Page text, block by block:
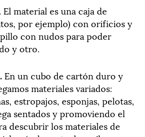
. El material es una caja de
por ejemplo) con orificios y
con nudos para poder
y otro.
En un cubo de cartón duro y
materiales variados:
estropajos, esponjas, pelotas,
sentados y promoviendo el
descubrir los materiales de